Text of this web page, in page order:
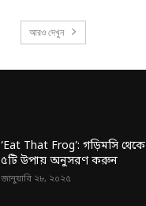
আরও দেখুন
‘Eat That Frog’: গড়িমসি
৫টি উপায় অনুসরণ করুন
জানুয়ারি ২৮, ২০২৫